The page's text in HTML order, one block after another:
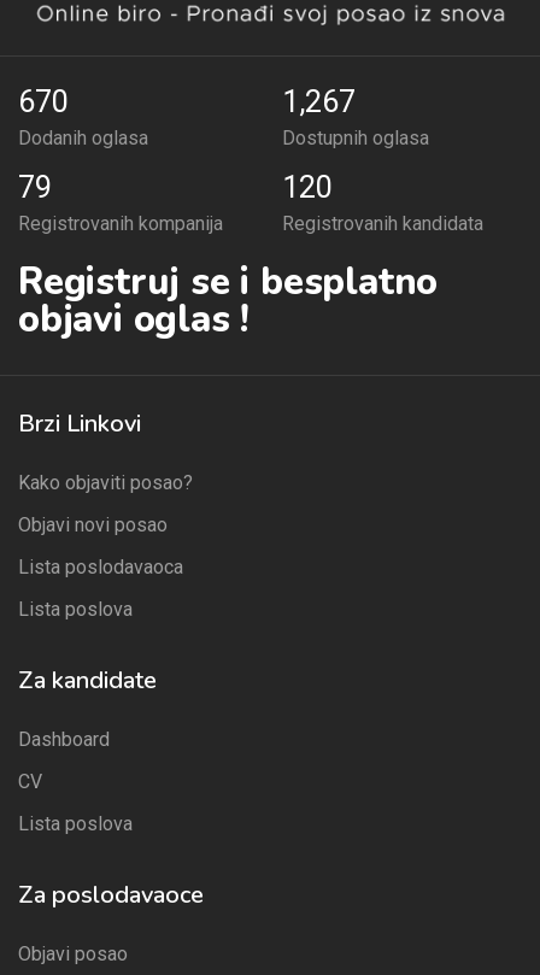
670
Dodanih oglasa
1,267
Dostupnih oglasa
79
Registrovanih kompanija
120
Registrovanih kandidata
Registruj se i besplatno
objavi oglas !
Brzi Linkovi
Kako objaviti posao?
Objavi novi posao
Lista poslodavaoca
Lista poslova
Za kandidate
Dashboard
CV
Lista poslova
Za poslodavaoce
Objavi posao